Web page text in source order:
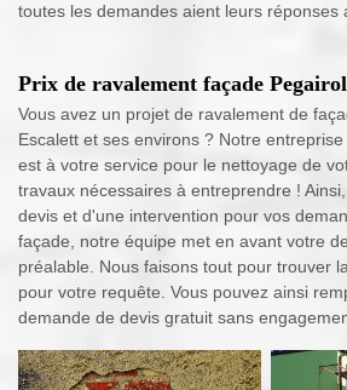
toutes les demandes aient leurs réponses
Prix de ravalement façade
Vous avez un projet de ravalement de
Escalett et ses environs ? Notre
est à votre service pour le nettoyage de
travaux nécessaires à entreprendre !
devis et d'une intervention pour vos
façade, notre équipe met en avant votre
préalable. Nous faisons tout pour trouver
pour votre requête. Vous pouvez ainsi
demande de devis gratuit sans